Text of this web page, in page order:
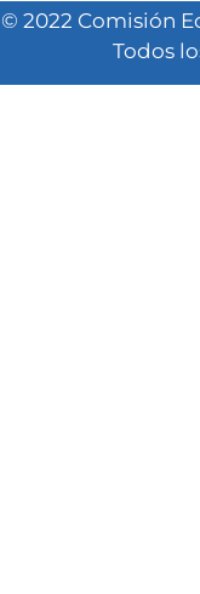
© 2022 Comisión
Todos